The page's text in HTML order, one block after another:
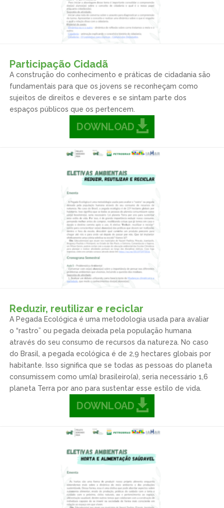
Participação Cidadã
A construção do conhecimento e práticas de cidadania são
fundamentais para que os jovens se reconheçam como
sujeitos de direitos e deveres e se sintam parte dos
espaços públicos que os pertencem.
DOWNLOAD
Reduzir, reutilizar e reciclar
A Pegada Ecológica é uma metodologia usada para avaliar
o “rastro” ou pegada deixada pela população humana
através do seu consumo de recursos da natureza. No caso
do Brasil, a pegada ecológica é de 2,9 hectares globais por
habitante. Isso significa que se todas as pessoas do planeta
consumissem como um(a) brasileiro(a), seria necessário 1,6
planeta Terra por ano para sustentar esse estilo de vida.
DOWNLOAD